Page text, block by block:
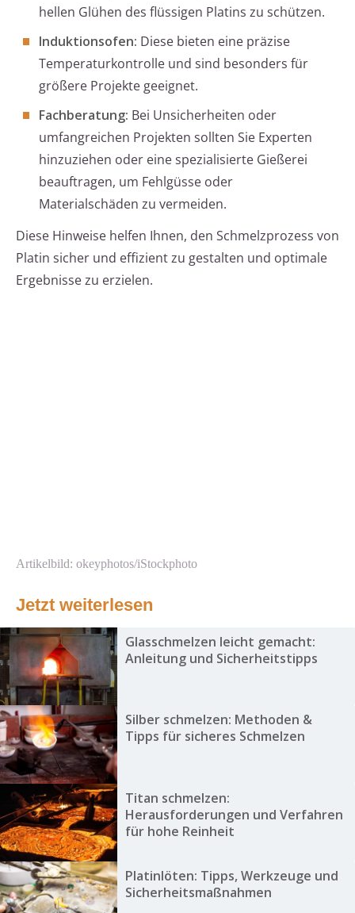
hellen Glühen des flüssigen Platins zu schützen.
Induktionsofen: Diese bieten eine präzise
Temperaturkontrolle und sind besonders für
größere Projekte geeignet.
Fachberatung: Bei Unsicherheiten oder
umfangreichen Projekten sollten Sie Experten
hinzuziehen oder eine spezialisierte Gießerei
beauftragen, um Fehlgüsse oder
Materialschäden zu vermeiden.
Diese Hinweise helfen Ihnen, den Schmelzprozess von
Platin sicher und effizient zu gestalten und optimale
Ergebnisse zu erzielen.
Artikelbild: okeyphotos/iStockphoto
Jetzt weiterlesen
Glasschmelzen leicht gemacht:
Anleitung und Sicherheitstipps
Silber schmelzen: Methoden &
Tipps für sicheres Schmelzen
Titan schmelzen:
Herausforderungen und Verfahren
für hohe Reinheit
Platinlöten: Tipps, Werkzeuge und
Sicherheitsmaßnahmen